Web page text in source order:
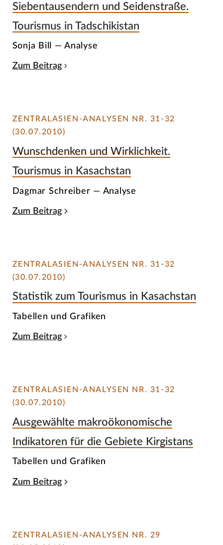
Siebentausendern und Seidenstraße.
Tourismus in Tadschikistan
Sonja Bill — Analyse
Zum Beitrag
ZENTRALASIEN-ANALYSEN NR. 31-32
(30.07.2010)
Wunschdenken und Wirklichkeit.
Tourismus in Kasachstan
Dagmar Schreiber — Analyse
Zum Beitrag
ZENTRALASIEN-ANALYSEN NR. 31-32
(30.07.2010)
Statistik zum Tourismus in Kasachstan
Tabellen und Grafiken
Zum Beitrag
ZENTRALASIEN-ANALYSEN NR. 31-32
(30.07.2010)
Ausgewählte makroökonomische
Indikatoren für die Gebiete Kirgistans
Tabellen und Grafiken
Zum Beitrag
ZENTRALASIEN-ANALYSEN NR. 29